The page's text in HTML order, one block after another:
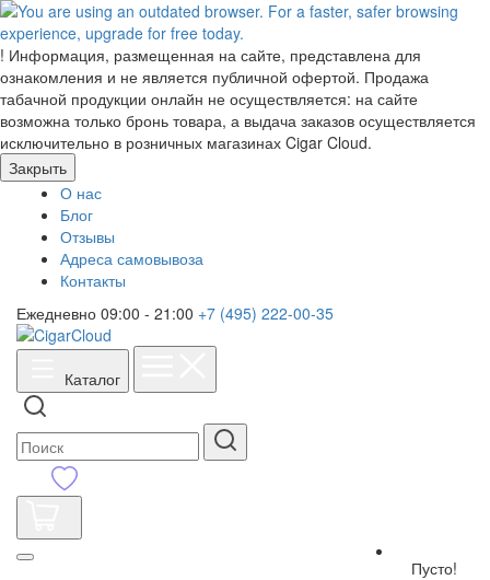
! Информация, размещенная на сайте, представлена для
ознакомления и не является публичной офертой. Продажа
табачной продукции онлайн не осуществляется: на сайте
возможна только бронь товара, а выдача заказов осуществляется
исключительно в розничных магазинах Cigar Cloud.
Закрыть
О нас
Блог
Отзывы
Адреса самовывоза
Контакты
Ежедневно 09:00 - 21:00 +7 (495) 222-00-35
Каталог
Пусто!